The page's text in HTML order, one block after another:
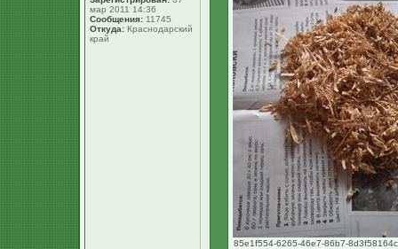
мар 2011 14:36
Сообщения: 11745
Откуда: Краснодарский
край
85e1f554-6265-46e7-86b7-